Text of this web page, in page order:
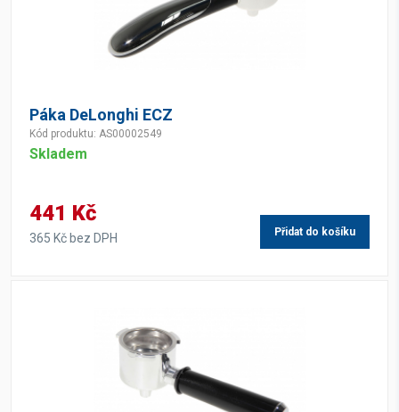
Páka DeLonghi ECZ
Kód produktu: AS00002549
Skladem
441 Kč
365 Kč bez DPH Přidat do košíku